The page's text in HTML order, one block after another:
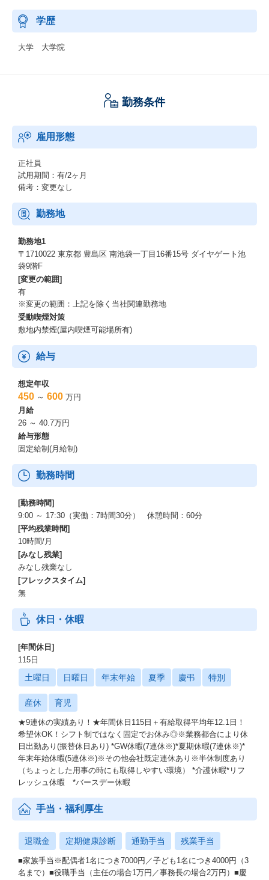
学歴
大学 大学院
勤務条件
雇用形態
正社員
試用期間：有/2ヶ月
備考：変更なし
勤務地
勤務地1
〒1710022 東京都 豊島区 南池袋一丁目16番15号 ダイヤゲート池
袋9階F
[変更の範囲]
有
※変更の範囲：上記を除く当社関連勤務地
受動喫煙対策
敷地内禁煙(屋内喫煙可能場所有)
給与
想定年収
450 ～ 600 万円
月給
26 ～ 40.7万円
給与形態
固定給制(月給制)
勤務時間
[勤務時間]
9:00 ～ 17:30（実働：7時間30分） 休憩時間：60分
[平均残業時間]
10時間/月
[みなし残業]
みなし残業なし
[フレックスタイム]
無
休日・休暇
[年間休日]
115日
土曜日 日曜日 年末年始 夏季 慶弔 特別
産休 育児
★9連休の実績あり！★年間休日115日＋有給取得平均年12.1日！
希望休OK！シフト制ではなく固定でお休み◎※業務都合により休
日出勤あり(振替休日あり) *GW休暇(7連休※)*夏期休暇(7連休※)*
年末年始休暇(5連休※)※その他会社既定連休あり※半休制度あり
（ちょっとした用事の時にも取得しやすい環境） *介護休暇*リフ
レッシュ休暇 *バースデー休暇
手当・福利厚生
退職金 定期健康診断 通勤手当 残業手当
■家族手当※配偶者1名につき7000円／子ども1名につき4000円（3
名まで）■役職手当（主任の場合1万円／事務長の場合2万円）■慶